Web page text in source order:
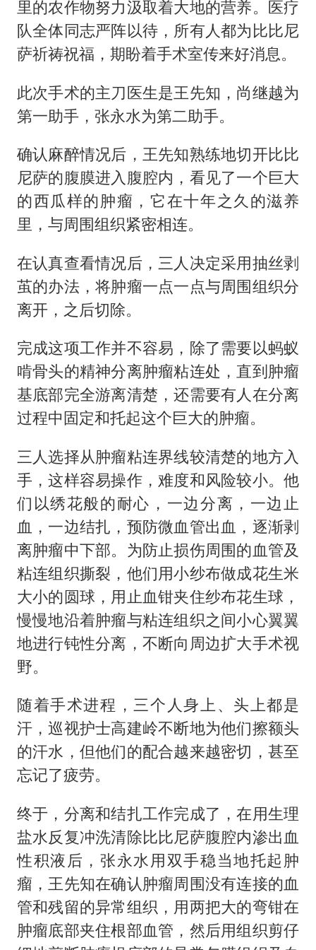
里的农作物努力汲取着大地的营养。医疗
队全体同志严阵以待，所有人都为比比尼
萨祈祷祝福，期盼着手术室传来好消息。
此次手术的主刀医生是王先知，尚继越为
第一助手，张永水为第二助手。
确认麻醉情况后，王先知熟练地切开比比
尼萨的腹膜进入腹腔内，看见了一个巨大
的西瓜样的肿瘤，它在十年之久的滋养
里，与周围组织紧密相连。
在认真查看情况后，三人决定采用抽丝剥
茧的办法，将肿瘤一点一点与周围组织分
离开，之后切除。
完成这项工作并不容易，除了需要以蚂蚁
啃骨头的精神分离肿瘤粘连处，直到肿瘤
基底部完全游离清楚，还需要有人在分离
过程中固定和托起这个巨大的肿瘤。
三人选择从肿瘤粘连界线较清楚的地方入
手，这样容易操作，难度和风险较小。他
们以绣花般的耐心，一边分离，一边止
血，一边结扎，预防微血管出血，逐渐剥
离肿瘤中下部。为防止损伤周围的血管及
粘连组织撕裂，他们用小纱布做成花生米
大小的圆球，用止血钳夹住纱布花生球，
慢慢地沿着肿瘤与粘连组织之间小心翼翼
地进行钝性分离，不断向周边扩大手术视
野。
随着手术进程，三个人身上、头上都是
汗，巡视护士高建岭不断地为他们擦额头
的汗水，但他们的配合越来越密切，甚至
忘记了疲劳。
终于，分离和结扎工作完成了，在用生理
盐水反复冲洗清除比比尼萨腹腔内渗出血
性积液后，张永水用双手稳当地托起肿
瘤，王先知在确认肿瘤周围没有连接的血
管和残留的异常组织，用两把大的弯钳在
肿瘤底部夹住根部血管，然后用组织剪仔